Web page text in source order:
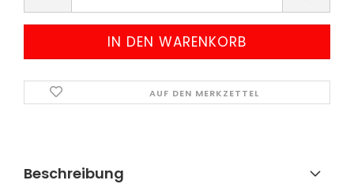
AUF DEN MERKZETTEL
Beschreibung